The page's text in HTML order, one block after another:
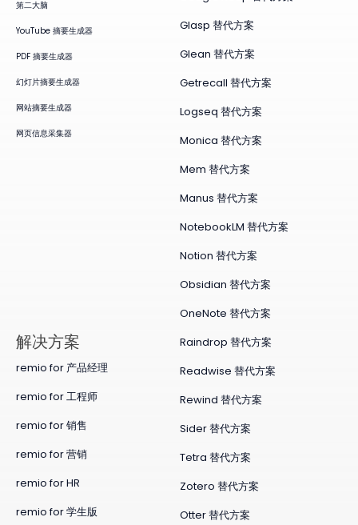
第二大脑
YouTube 摘要生成器
PDF 摘要生成器
幻灯片摘要生成器
网站摘要生成器
网页信息采集器
Glasp 替代方案
Glean 替代方案
Getrecall 替代方案
Logseq 替代方案
Monica 替代方案
Mem 替代方案
Manus 替代方案
NotebookLM 替代方案
Notion 替代方案
Obsidian 替代方案
OneNote 替代方案
Raindrop 替代方案
Readwise 替代方案
Rewind 替代方案
Sider 替代方案
Tetra 替代方案
Zotero 替代方案
Otter 替代方案
​解决方案
remio for 产品经理
remio for 工程师
remio for 销售
remio for 营销
remio for HR
remio for 学生版